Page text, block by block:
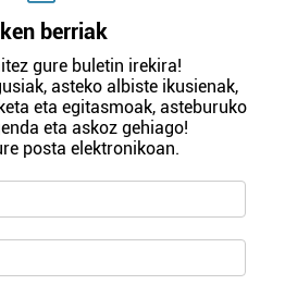
berriak
gure buletin irekira!
asteko albiste ikusienak,
eta egitasmoak, asteburuko
eta askoz gehiago!
posta elektronikoan.